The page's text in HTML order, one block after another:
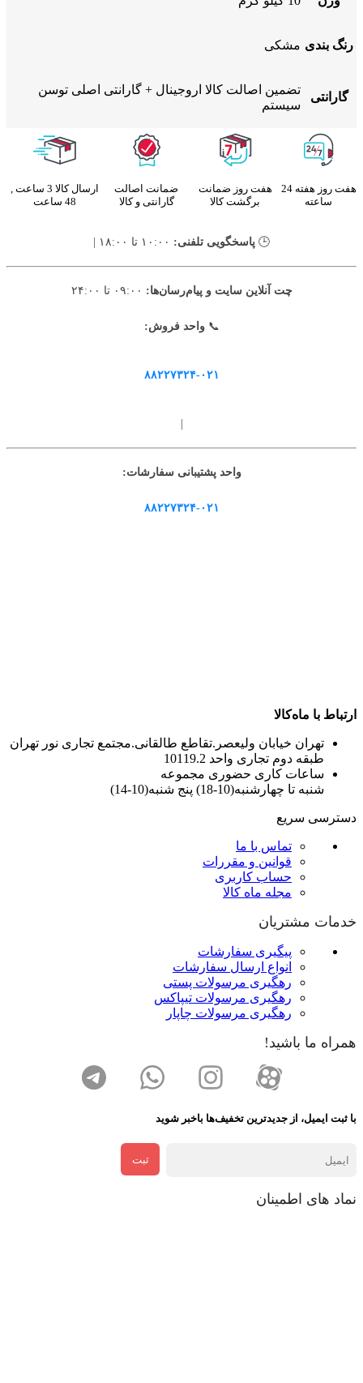
رنگ بندی مشکی
گارانتی
تضمین اصالت کالا اروجینال + گارانتی اصلی توسن
سیستم
هفت روز هفته 24
ساعته
هفت روز ضمانت
برگشت کالا
ضمانت اصالت
گارانتی و کالا
ارسال کالا 3 ساعت ,
48 ساعت
🕒 پاسخگویی تلفنی:
چت آنلاین سایت و پیام‌رسان‌ها:
📞واحد فروش:
۸۸۲۲۷۳۲۴-۰۲۱
واحد پشتیبانی سفارشات:
۸۸۲۲۷۳۲۴-۰۲۱
ارتباط با ماه‌کالا
تهران خیابان ولیعصر.تقاطع طالقانی.مجتمع تجاری نور تهران
طبقه دوم تجاری واحد 10119.2
ساعات کاری حضوری مجموعه
شنبه تا چهارشنبه(10-18) پنج شنبه(10-14)
دسترسی سریع
تماس با ما
قوانین و مقررات
حساب کاربری
مجله ماه کالا
خدمات مشتریان
پیگیری سفارشات
انواع ارسال سفارشات
رهگیری مرسولات پستی
رهگیری مرسولات تیپاکس
رهگیری مرسولات چاپار
همراه ما باشید!
با ثبت ایمیل، از جدید‌ترین تخفیف‌ها با‌خبر شوید
ثبت
نماد های اطمینان